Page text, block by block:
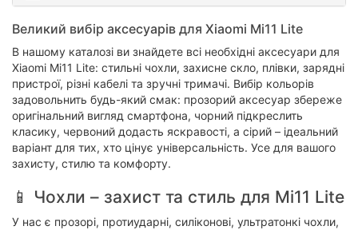
Великий вибір аксесуарів для Xiaomi Mi11 Lite
В нашому каталозі ви знайдете всі необхідні аксесуари для
Xiaomi Mi11 Lite: стильні чохли, захисне скло, плівки, зарядні
пристрої, різні кабелі та зручні тримачі. Вибір кольорів
задовольнить будь-який смак: прозорий аксесуар збереже
оригінальний вигляд смартфона, чорний підкреслить
класику, червоний додасть яскравості, а сірий – ідеальний
варіант для тих, хто цінує універсальність. Усе для вашого
захисту, стилю та комфорту.
📱 Чохли – захист та стиль для Mi11 Lite
У нас є прозорі, протиударні, силіконові, ультратонкі чохли,